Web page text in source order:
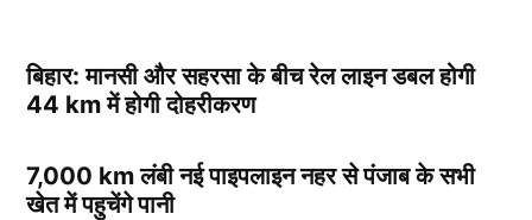
बिहार: मानसी और सहरसा के बीच रेल लाइन डबल होगी
44 km में होगी दोहरीकरण
7,000 km लंबी नई पाइपलाइन नहर से पंजाब के सभी
खेत में पहुचेंगे पानी